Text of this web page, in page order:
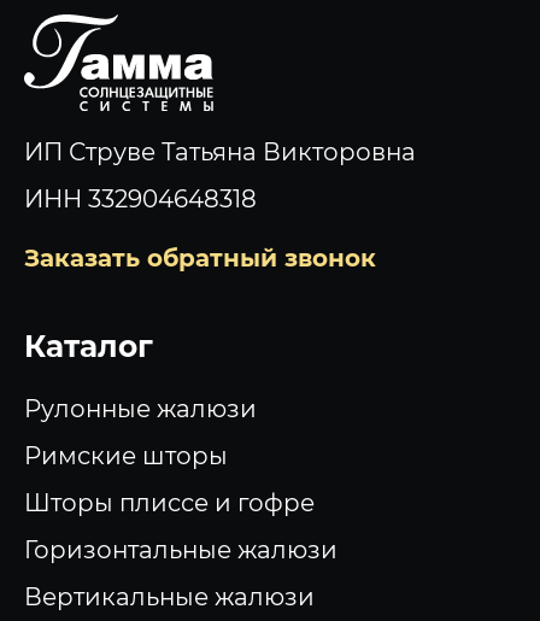
ИП Струве Татьяна Викторовна
ИНН 332904648318
Заказать обратный звонок
Каталог
Рулонные жалюзи
Римские шторы
Шторы плиссе и гофре
Горизонтальные жалюзи
Вертикальные жалюзи